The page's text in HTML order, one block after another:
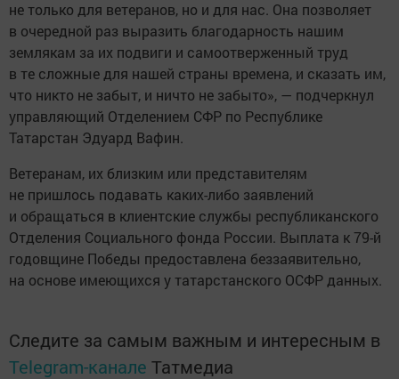
не только для ветеранов, но и для нас. Она позволяет
в очередной раз выразить благодарность нашим
землякам за их подвиги и самоотверженный труд
в те сложные для нашей страны времена, и сказать им,
что никто не забыт, и ничто не забыто», — подчеркнул
управляющий Отделением СФР по Республике
Татарстан Эдуард Вафин.
Ветеранам, их близким или представителям
не пришлось подавать каких-либо заявлений
и обращаться в клиентские службы республиканского
Отделения Социального фонда России. Выплата к 79-й
годовщине Победы предоставлена беззаявительно,
на основе имеющихся у татарстанского ОСФР данных.
Следите за самым важным и интересным в
Telegram-канале Татмедиа